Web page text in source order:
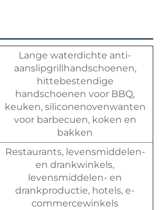
Lange waterdichte anti-
aanslipgrillhandschoenen,
hittebestendige
handschoenen voor BBQ,
keuken, siliconenovenwanten
voor barbecuen, koken en
bakken
Restaurants, levensmiddelen-
en drankwinkels,
levensmiddelen- en
drankproductie, hotels, e-
commercewinkels